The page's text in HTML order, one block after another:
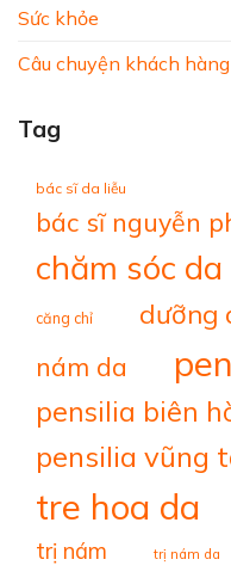
Sức khỏe
Câu chuyện khách hàng
Tag
bác sĩ da liễu
bác sĩ nguyễn
chăm sóc da
căng chỉ dưỡng
nám da
pensilia biên
pensilia vũng
tre hoa da
trị nám trị nám da